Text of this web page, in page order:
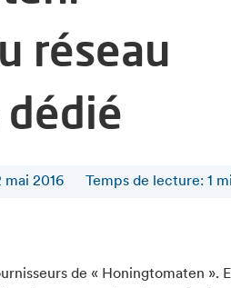
réseau
mai 2016 Temps de lecture: 1
de « Honingtomaten ».